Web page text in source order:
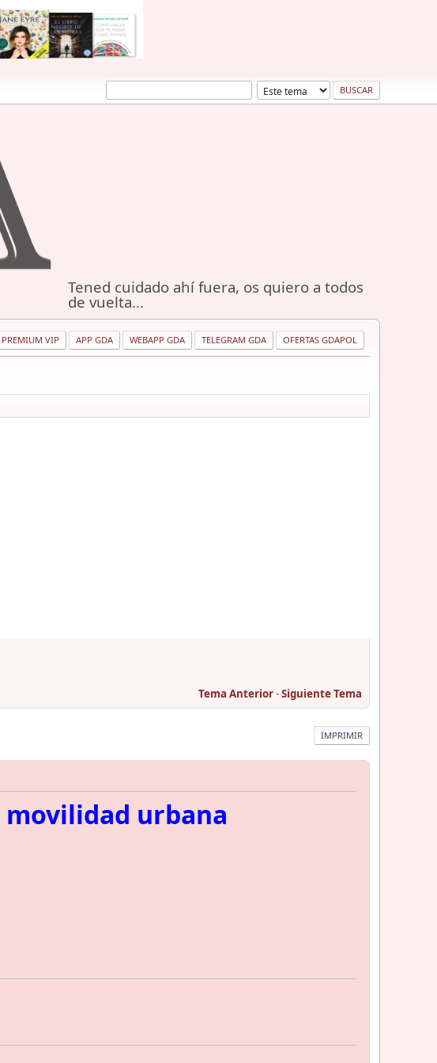
Tened cuidado ahí fuera, os quiero a todos
de vuelta...
PREMIUM VIP APP GDA WEBAPP GDA TELEGRAM GDA OFERTAS GDAPOL
Tema Anterior-Siguiente Tema
IMPRIMIR
movilidad urbana